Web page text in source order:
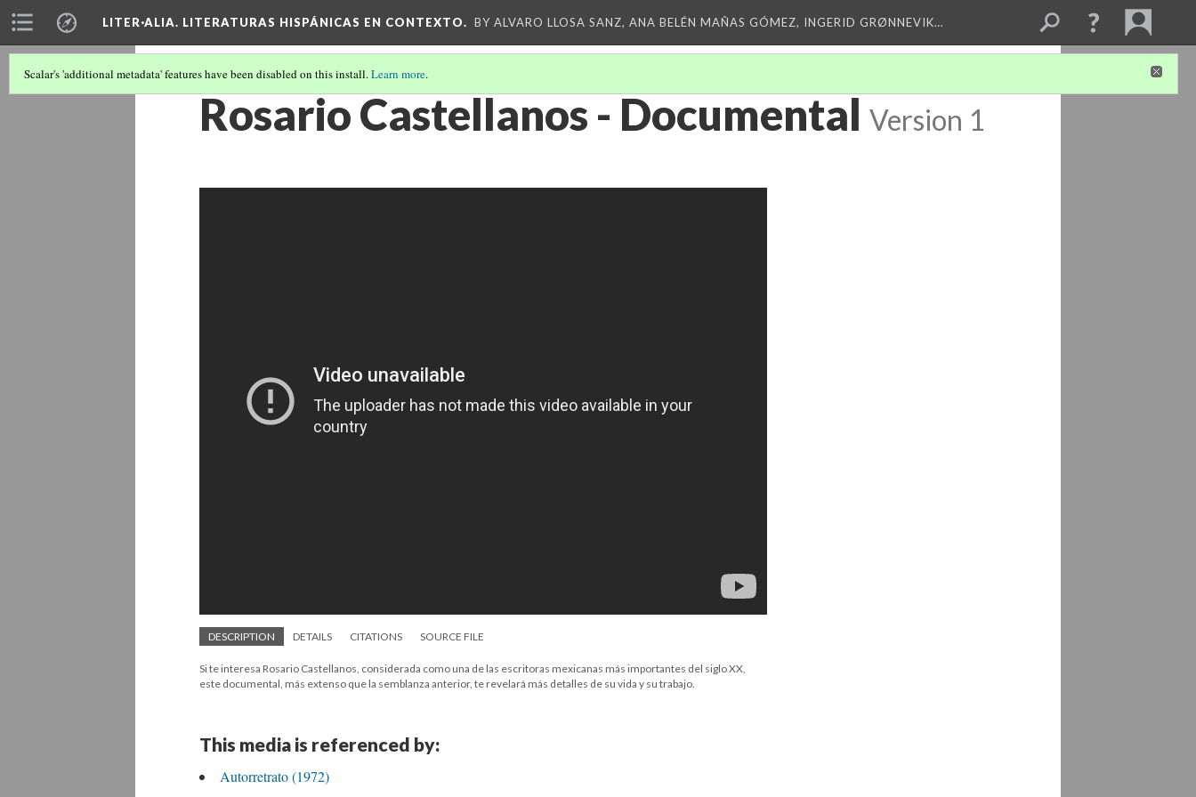
LITER·ALIA. LITERATURAS HISPÁNICAS EN CONTEXTO. BY ALVARO LLOSA SANZ, ANA BELÉN MAÑAS GÓMEZ, INGERID GRØNNEVIK…
Scalar's 'additional metadata' features have been disabled on this install.Learn more.
Rosario Castellanos - Documental Version 1
DESCRIPTION DETAILS CITATIONS SOURCE FILE
Si te interesa Rosario Castellanos, considerada como una de las escritoras mexicanas más importantes del siglo XX,
este documental, más extenso que la semblanza anterior, te revelará más detalles de su vida y su trabajo.
This media is referenced by:
Autorretrato (1972)